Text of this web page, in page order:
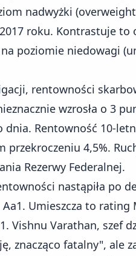
nadwyżki
roku. Kontrastuje to
na poziomie niedowagi
rentowności
wzrosła o 3
dnia. Rentowność 10-
przekroczeniu 4,5%.
Rezerwy Federalnej.
nastąpiła po
. Umieszcza to rating
Vishnu Varathan, szef
znacząco fatalny", ale